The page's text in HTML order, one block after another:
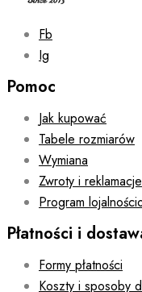
Fb
Ig
Pomoc
Jak kupować
Tabele rozmiarów
Wymiana
Zwroty i reklamacje
Program
Płatności i
Formy płatności
Koszty i sposoby